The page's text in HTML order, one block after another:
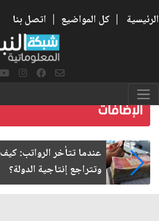
الرئيسية | كل المواضيع | اتصل بنا
صمت الطريق بعد الأربعين